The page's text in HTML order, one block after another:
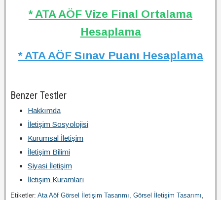
* ATA AÖF Vize Final Ortalama
Hesaplama
* ATA AÖF Sınav Puanı Hesaplama
Benzer Testler
Hakkımda
İletişim Sosyolojisi
Kurumsal İletişim
İletişim Bilimi
Siyasi İletişim
İletişim Kuramları
Etiketler: Ata Aöf Görsel İletişim Tasarımı, Görsel İletişim Tasarımı,